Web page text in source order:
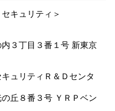
キュリティ＞
３丁目３番１号 新東京
ュリティＲ＆Ｄセンタ
丘８番３号 ＹＲＰベン